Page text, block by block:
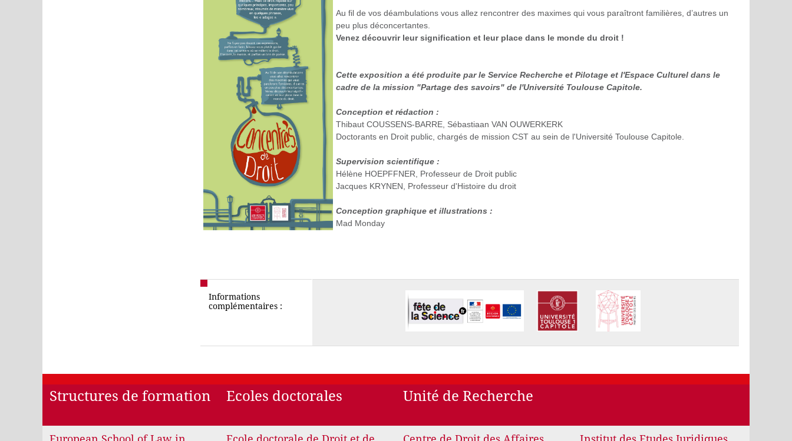
Au fil de vos déambulations vous allez rencontrer des maximes qui vous paraîtront familières, d’autres un
peu plus déconcertantes.
Venez découvrir leur signification et leur place dans le monde du droit !
Cette exposition a été produite par le Service Recherche et Pilotage et l'Espace Culturel dans le
cadre de la mission "Partage des savoirs" de l'Université Toulouse Capitole.
Conception et rédaction :
Thibaut COUSSENS-BARRE, Sébastiaan VAN OUWERKERK
Doctorants en Droit public, chargés de mission CST au sein de l'Université Toulouse Capitole.
Supervision scientifique :
Hélène HOEPFFNER, Professeur de Droit public
Jacques KRYNEN, Professeur d'Histoire du droit
Conception graphique et illustrations :
Mad Monday
Informations
complémentaires :
Structures de formation Ecoles doctorales Unité de Recherche